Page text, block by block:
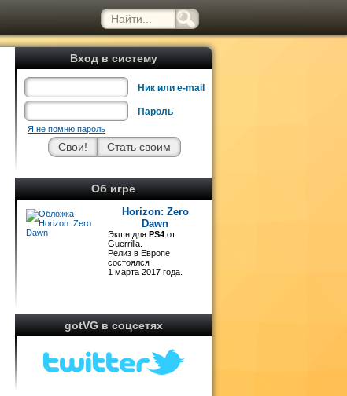
Вход в систему
Ник или e-mail
Пароль
Я не помню пароль
Об игре
Horizon: Zero
Dawn
Экшн для PS4 от
Guerrilla.
Релиз в Европе
состоялся
1 марта 2017 года.
gotVG в соцсетях